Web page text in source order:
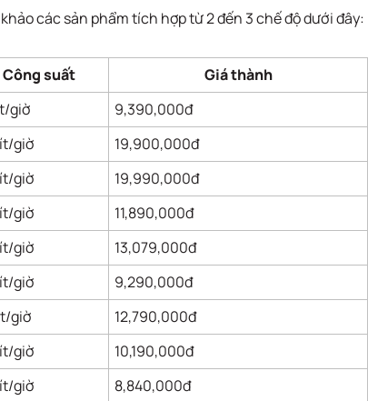
các sản phẩm tích hợp từ 2 đến 3 chế độ dưới đây:
Công suất
Giá thành
giờ
9,390,000đ
giờ
19,900,000đ
giờ
19,990,000đ
giờ
11,890,000đ
giờ
13,079,000đ
giờ
9,290,000đ
giờ
12,790,000đ
giờ
10,190,000đ
giờ
8,840,000đ